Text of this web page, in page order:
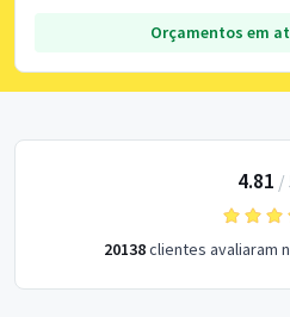
Orçamentos em
4.81 /
20138clientes avaliaram